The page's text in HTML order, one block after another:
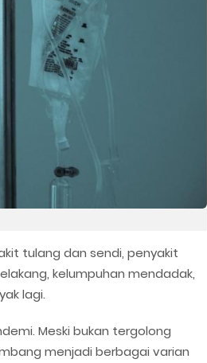
tulang dan sendi, penyakit
kelumpuhan mendadak,
lagi.
Meski bukan tergolong
menjadi berbagai varian